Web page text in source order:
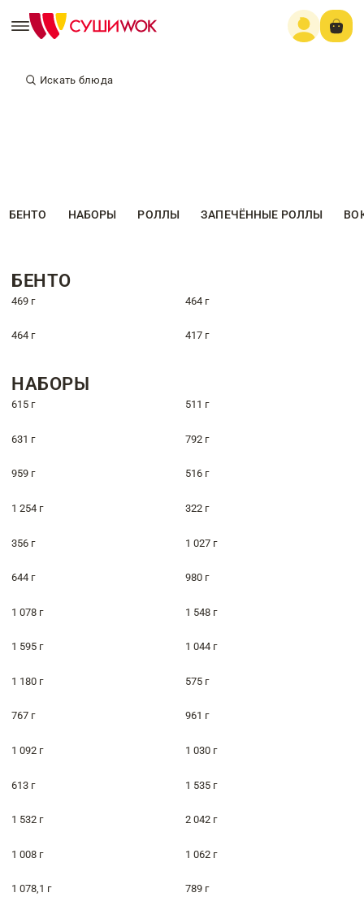
Искать блюда
БЕНТО НАБОРЫ РОЛЛЫ ЗАПЕЧЁННЫЕ РОЛЛЫ
БЕНТО
469 г 464 г
464 г 417 г
НАБОРЫ
615 г 511 г
631 г 792 г
959 г 516 г
1 254 г 322 г
356 г 1 027 г
644 г 980 г
1 078 г 1 548 г
1 595 г 1 044 г
1 180 г 575 г
767 г 961 г
1 092 г 1 030 г
613 г 1 535 г
1 532 г 2 042 г
1 008 г 1 062 г
1 078,1 г 789 г